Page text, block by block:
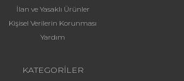
İlan ve Yasaklı Ürünler
Kişisel Verilerin Korunması
Yardım
KATEGORİLER